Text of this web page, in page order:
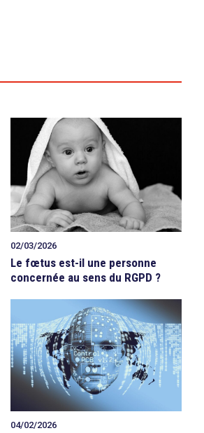
02/03/2026
Le fœtus est-il une personne
concernée au sens du RGPD ?
04/02/2026